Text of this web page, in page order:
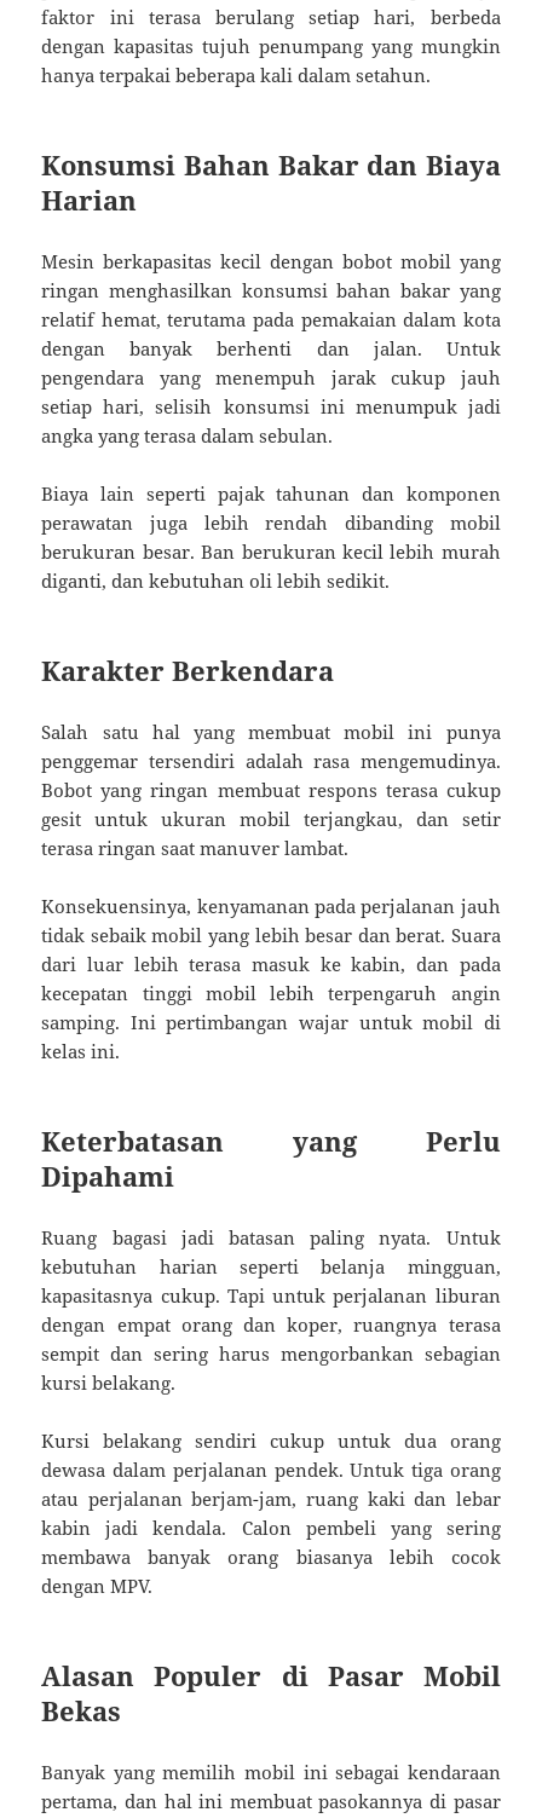
faktor ini terasa berulang setiap hari, berbeda
dengan kapasitas tujuh penumpang yang mungkin
hanya terpakai beberapa kali dalam setahun.
Konsumsi Bahan Bakar dan Biaya
Harian
Mesin berkapasitas kecil dengan bobot mobil yang
ringan menghasilkan konsumsi bahan bakar yang
relatif hemat, terutama pada pemakaian dalam kota
dengan banyak berhenti dan jalan. Untuk
pengendara yang menempuh jarak cukup jauh
setiap hari, selisih konsumsi ini menumpuk jadi
angka yang terasa dalam sebulan.
Biaya lain seperti pajak tahunan dan komponen
perawatan juga lebih rendah dibanding mobil
berukuran besar. Ban berukuran kecil lebih murah
diganti, dan kebutuhan oli lebih sedikit.
Karakter Berkendara
Salah satu hal yang membuat mobil ini punya
penggemar tersendiri adalah rasa mengemudinya.
Bobot yang ringan membuat respons terasa cukup
gesit untuk ukuran mobil terjangkau, dan setir
terasa ringan saat manuver lambat.
Konsekuensinya, kenyamanan pada perjalanan jauh
tidak sebaik mobil yang lebih besar dan berat. Suara
dari luar lebih terasa masuk ke kabin, dan pada
kecepatan tinggi mobil lebih terpengaruh angin
samping. Ini pertimbangan wajar untuk mobil di
kelas ini.
Keterbatasan yang Perlu
Dipahami
Ruang bagasi jadi batasan paling nyata. Untuk
kebutuhan harian seperti belanja mingguan,
kapasitasnya cukup. Tapi untuk perjalanan liburan
dengan empat orang dan koper, ruangnya terasa
sempit dan sering harus mengorbankan sebagian
kursi belakang.
Kursi belakang sendiri cukup untuk dua orang
dewasa dalam perjalanan pendek. Untuk tiga orang
atau perjalanan berjam-jam, ruang kaki dan lebar
kabin jadi kendala. Calon pembeli yang sering
membawa banyak orang biasanya lebih cocok
dengan MPV.
Alasan Populer di Pasar Mobil
Bekas
Banyak yang memilih mobil ini sebagai kendaraan
pertama, dan hal ini membuat pasokannya di pasar